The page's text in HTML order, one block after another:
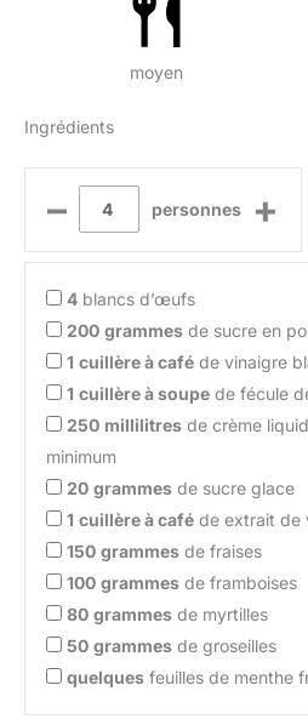
moyen
Ingrédients
– personnes +
4 blancs d’œufs
200 grammes de sucre en
1 cuillère à café de vinaigre
1 cuillère à soupe de fécule
250 millilitres de crème
minimum
20 grammes de sucre glace
1 cuillère à café de extrait de
150 grammes de fraises
100 grammes de framboises
80 grammes de myrtilles
50 grammes de groseilles
quelques feuilles de menthe